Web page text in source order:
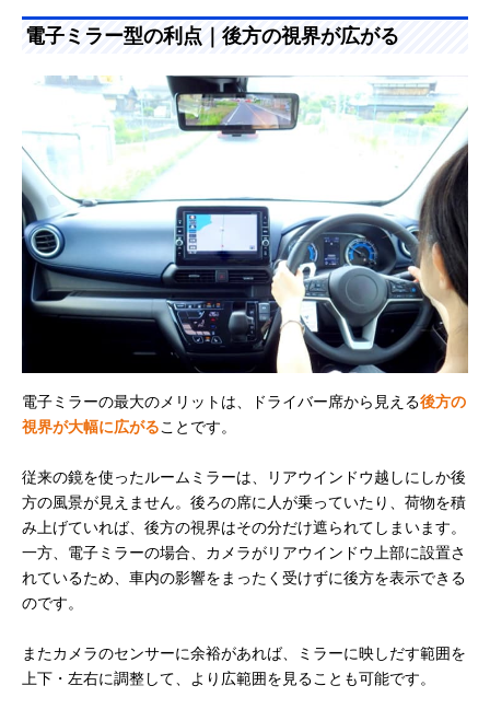
電子ミラー型の利点｜後方の視界が広がる
電子ミラーの最大のメリットは、ドライバー席から見える後方の
視界が大幅に広がることです。
従来の鏡を使ったルームミラーは、リアウインドウ越しにしか後
方の風景が見えません。後ろの席に人が乗っていたり、荷物を積
み上げていれば、後方の視界はその分だけ遮られてしまいます。
一方、電子ミラーの場合、カメラがリアウインドウ上部に設置さ
れているため、車内の影響をまったく受けずに後方を表示できる
のです。
またカメラのセンサーに余裕があれば、ミラーに映しだす範囲を
上下・左右に調整して、より広範囲を見ることも可能です。